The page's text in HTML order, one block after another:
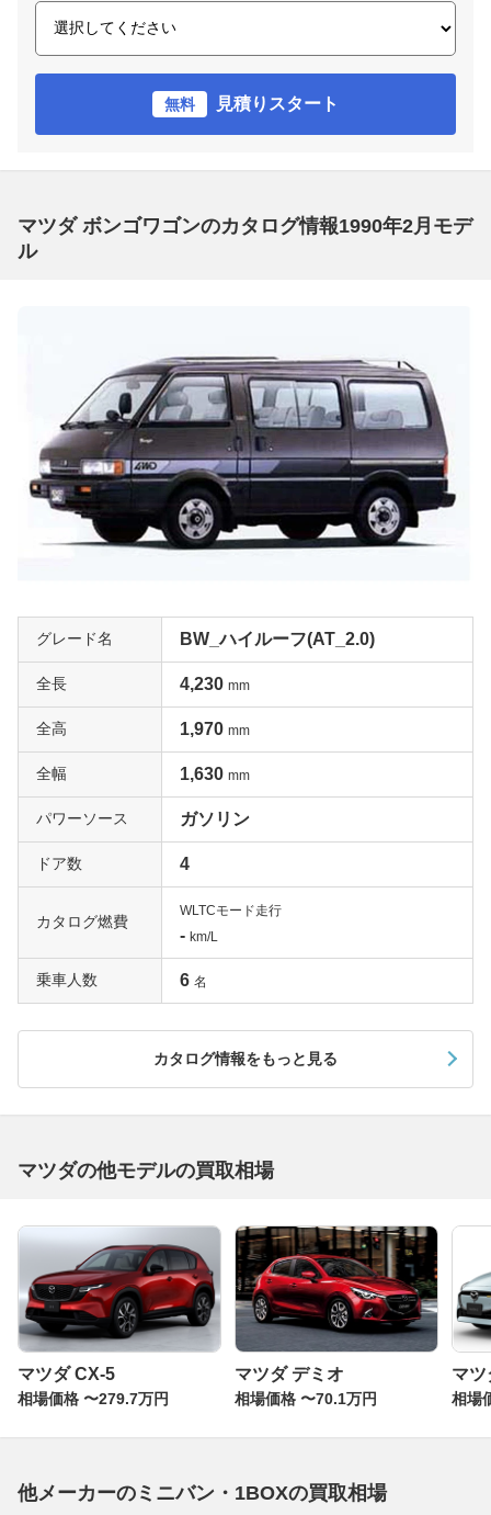
無料 見積りスタート
マツダ ボンゴワゴンのカタログ情報1990年2月モデ
ル
グレード名 BW_ハイルーフ(AT_2.0)
全長 4,230 mm
全高 1,970 mm
全幅 1,630 mm
パワーソース ガソリン
ドア数 4
カタログ燃費
WLTCモード走行
- km/L
乗車人数 6 名
カタログ情報をもっと見る
マツダの他モデルの買取相場
マツダ CX-5
相場価格 〜279.7万円
マツダ デミオ
相場価格 〜70.1万円
マ
相場
他メーカーのミニバン・1BOXの買取相場